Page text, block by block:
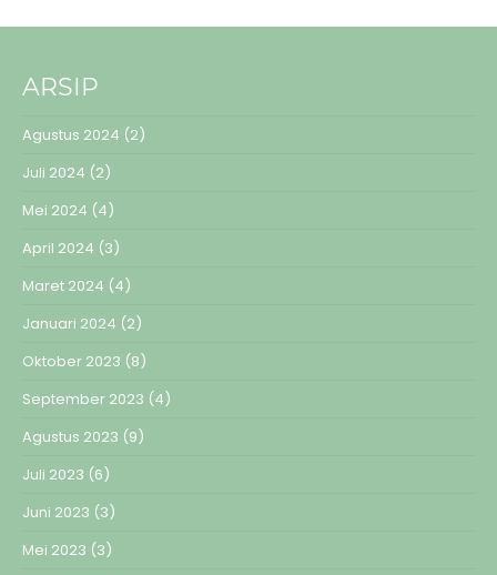
ARSIP
Agustus 2024 (2)
Juli 2024 (2)
Mei 2024 (4)
April 2024 (3)
Maret 2024 (4)
Januari 2024 (2)
Oktober 2023 (8)
September 2023 (4)
Agustus 2023 (9)
Juli 2023 (6)
Juni 2023 (3)
Mei 2023 (3)